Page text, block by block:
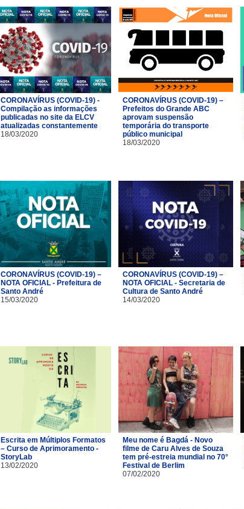
CORONAVÍRUS (COVID-19) -
Compilação as informações
publicadas no site da ELCV
atualizadas constantemente
18/03/2020
CORONAVÍRUS (COVID-19) –
Prefeitos do Grande ABC
aprovam suspensão
temporária do transporte
público municipal
18/03/2020
CORONAVÍRUS (COVID-19) –
NOTA OFICIAL - Prefeitura de
Santo André
15/03/2020
CORONAVÍRUS (COVID-19) –
NOTA OFICIAL - Secretaria de
Cultura de Santo André
14/03/2020
Escrita em Múltiplos Formatos
– Curso de Aprimoramento -
StoryLab
13/02/2020
Meu nome é Bagdá - Novo
filme de Caru Alves de Souza
tem pré-estreia mundial no 70°
Festival de Berlim
07/02/2020